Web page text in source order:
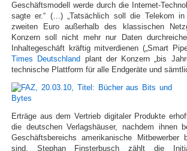
Geschäftsmodell werde durch die Internet-
sagte er.“ (…) „Tatsächlich soll die Telekom
zweiten Euro außerhalb des klassischen
Konzern soll nicht mehr nur Daten
Inhaltegeschäft kräftig mitverdienen („Smart
Times Deutschland plant der Konzern „bis
technische Plattform für alle Endgeräte und
Erträge aus dem Vertrieb digitaler Produkte
die deutschen Verlagshäuser, nachdem ihnen
Geschäftsbereichs amerikanische
sind. Stephan Finsterbusch zählt die